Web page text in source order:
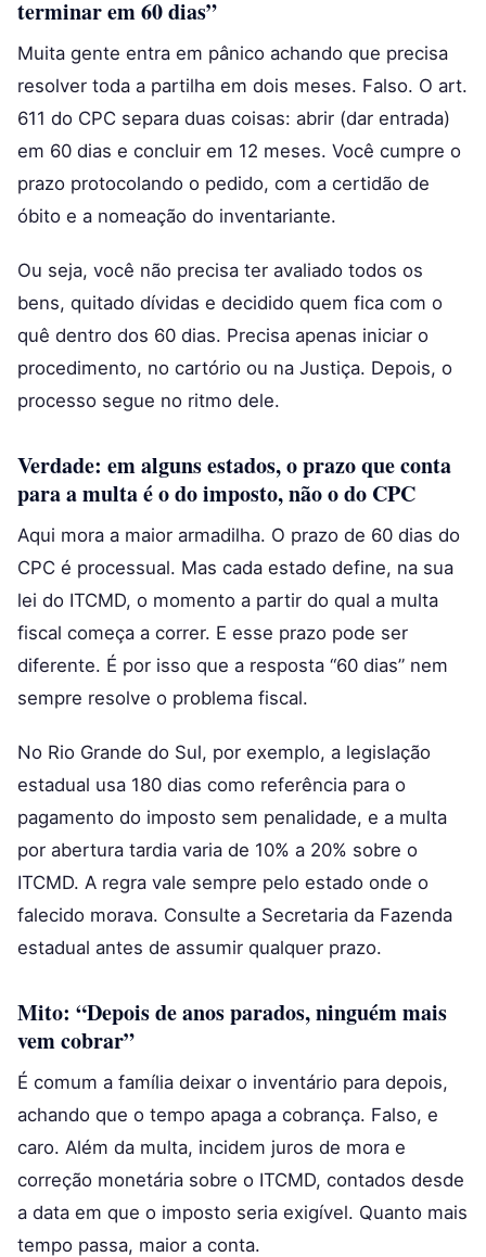
terminar em 60 dias”
Muita gente entra em pânico achando que precisa
resolver toda a partilha em dois meses. Falso. O art.
611 do CPC separa duas coisas: abrir (dar entrada)
em 60 dias e concluir em 12 meses. Você cumpre o
prazo protocolando o pedido, com a certidão de
óbito e a nomeação do inventariante.
Ou seja, você não precisa ter avaliado todos os
bens, quitado dívidas e decidido quem fica com o
quê dentro dos 60 dias. Precisa apenas iniciar o
procedimento, no cartório ou na Justiça. Depois, o
processo segue no ritmo dele.
Verdade: em alguns estados, o prazo que conta
para a multa é o do imposto, não o do CPC
Aqui mora a maior armadilha. O prazo de 60 dias do
CPC é processual. Mas cada estado define, na sua
lei do ITCMD, o momento a partir do qual a multa
fiscal começa a correr. E esse prazo pode ser
diferente. É por isso que a resposta “60 dias” nem
sempre resolve o problema fiscal.
No Rio Grande do Sul, por exemplo, a legislação
estadual usa 180 dias como referência para o
pagamento do imposto sem penalidade, e a multa
por abertura tardia varia de 10% a 20% sobre o
ITCMD. A regra vale sempre pelo estado onde o
falecido morava. Consulte a Secretaria da Fazenda
estadual antes de assumir qualquer prazo.
Mito: “Depois de anos parados, ninguém mais
vem cobrar”
É comum a família deixar o inventário para depois,
achando que o tempo apaga a cobrança. Falso, e
caro. Além da multa, incidem juros de mora e
correção monetária sobre o ITCMD, contados desde
a data em que o imposto seria exigível. Quanto mais
tempo passa, maior a conta.